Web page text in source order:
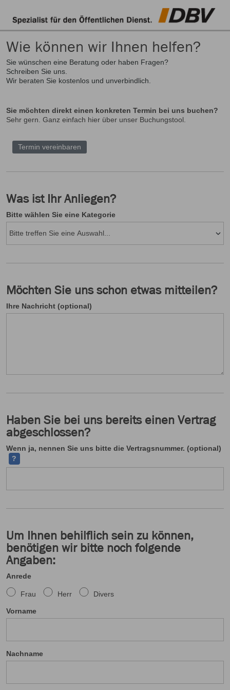
Wie können wir Ihnen helfen?
Sie wünschen eine Beratung oder haben Fragen?
Schreiben Sie uns.
Wir beraten Sie kostenlos und unverbindlich.
Sie möchten direkt einen konkreten Termin bei uns buchen?
Sehr gern. Ganz einfach hier über unser Buchungstool.
Termin vereinbaren
Was ist Ihr Anliegen?
Bitte wählen Sie eine Kategorie
Möchten Sie uns schon etwas mitteilen?
Ihre Nachricht (optional)
Haben Sie bei uns bereits einen Vertrag
abgeschlossen?
Wenn ja, nennen Sie uns bitte die Vertragsnummer. (optional)
?
Um Ihnen behilflich sein zu können,
benötigen wir bitte noch folgende
Angaben:
Anrede
Frau Herr Divers
Vorname
Nachname